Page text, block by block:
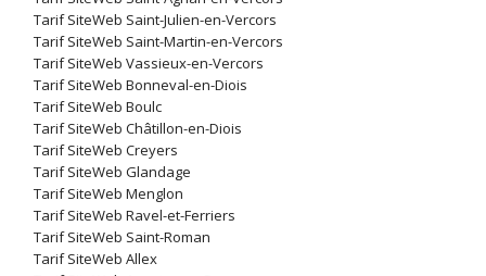
Tarif SiteWeb Saint-Julien-en-Vercors
Tarif SiteWeb Saint-Martin-en-Vercors
Tarif SiteWeb Vassieux-en-Vercors
Tarif SiteWeb Bonneval-en-Diois
Tarif SiteWeb Boulc
Tarif SiteWeb Châtillon-en-Diois
Tarif SiteWeb Creyers
Tarif SiteWeb Glandage
Tarif SiteWeb Menglon
Tarif SiteWeb Ravel-et-Ferriers
Tarif SiteWeb Saint-Roman
Tarif SiteWeb Allex